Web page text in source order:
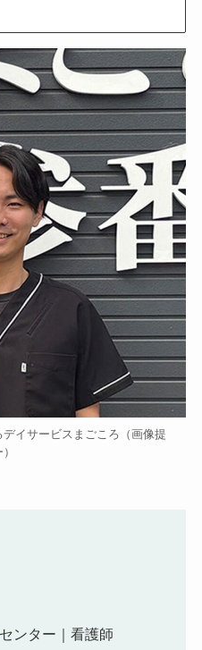
イサービスまごころ（画像提
ンター｜看護師